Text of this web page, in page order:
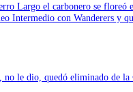
Largo el carbonero se floreó
Intermedio con Wanderers y
no le dio, quedó eliminado de la